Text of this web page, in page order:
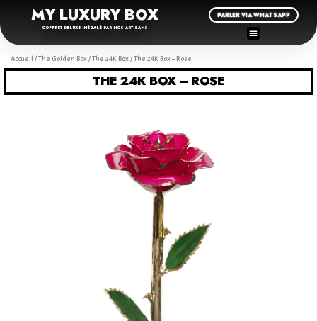
MY LUXURY BOX
COFFRET DELUXE INÉGALÉ PAR NOS ARTISANS
PARLER VIA WHATSAPP
Accueil /The Golden Box/The 24K Box/ The 24K Box – Rose
THE 24K BOX – ROSE